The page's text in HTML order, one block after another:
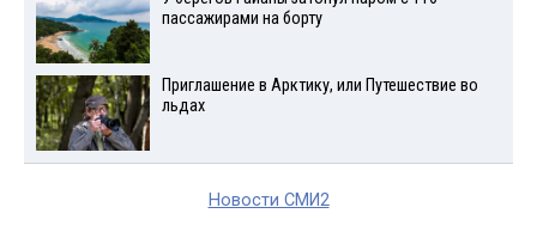
пассажирами на борту
Приглашение в Арктику, или Путешествие во
льдах
Новости СМИ2